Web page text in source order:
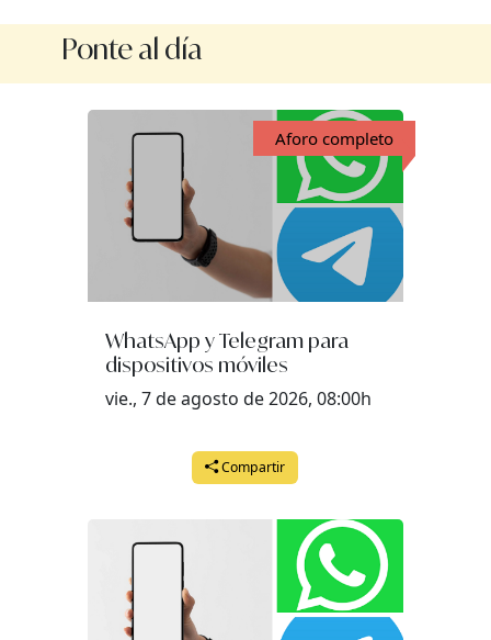
Ponte al día
Aforo completo
WhatsApp y Telegram para
dispositivos móviles
vie., 7 de agosto de 2026, 08:00h
Compartir